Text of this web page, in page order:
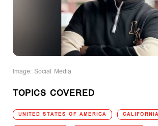
Image: Social Media
TOPICS COVERED
UNITED STATES OF AMERICA CALIFORNIA